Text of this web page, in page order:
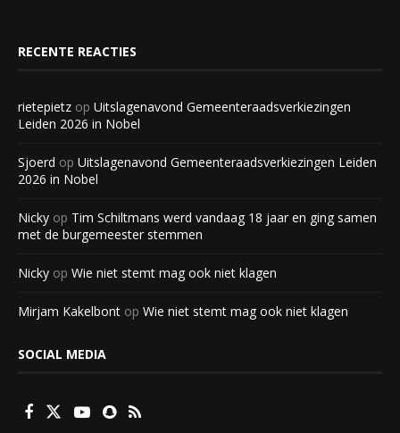
RECENTE REACTIES
rietepietz op Uitslagenavond Gemeenteraadsverkiezingen
Leiden 2026 in Nobel
Sjoerd op Uitslagenavond Gemeenteraadsverkiezingen Leiden
2026 in Nobel
Nicky op Tim Schiltmans werd vandaag 18 jaar en ging samen
met de burgemeester stemmen
Nicky op Wie niet stemt mag ook niet klagen
Mirjam Kakelbont op Wie niet stemt mag ook niet klagen
SOCIAL MEDIA